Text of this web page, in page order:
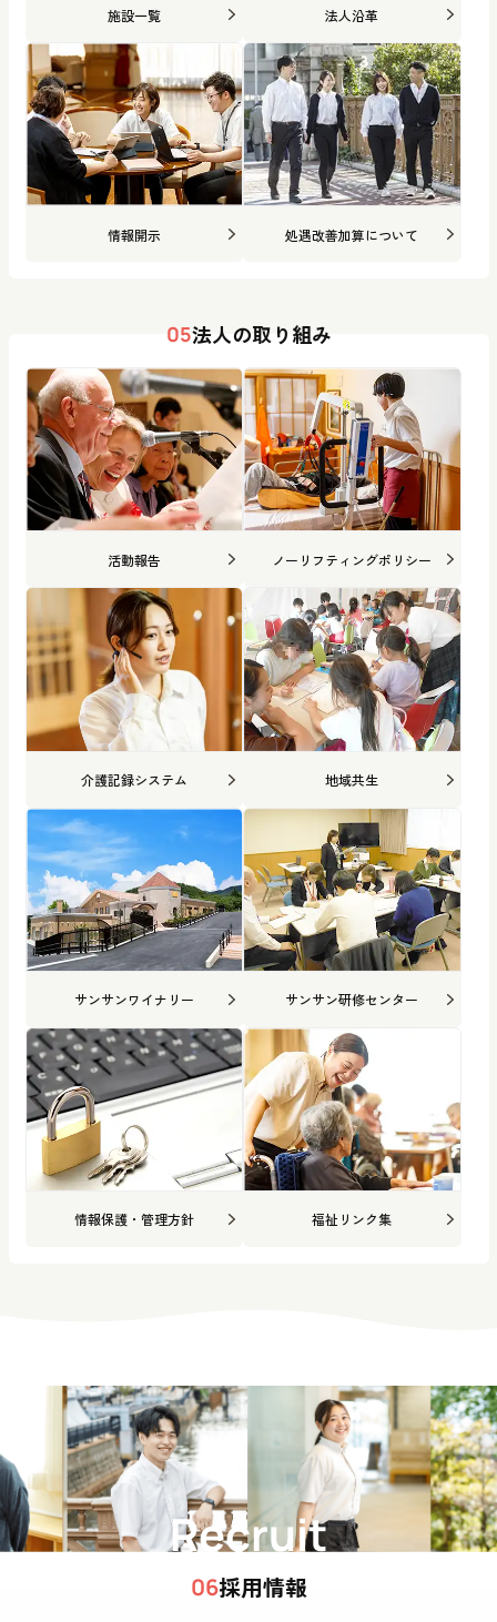
施設一覧 法人沿革
情報開示 処遇改善加算について
05法人の取り組み
活動報告 ノーリフティングポリシー
介護記録システム 地域共生
サンサンワイナリー サンサン研修センター
情報保護・管理方針 福祉リンク集
Recruit
06採用情報